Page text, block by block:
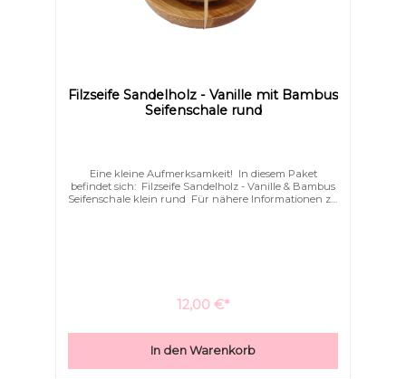
Filzseife Sandelholz - Vanille mit Bambus
Seifenschale rund
Eine kleine Aufmerksamkeit! In diesem Paket
befindet sich: Filzseife Sandelholz - Vanille & Bambus
Seifenschale klein rund Für nähere Informationen zu
12,00 €*
In den Warenkorb